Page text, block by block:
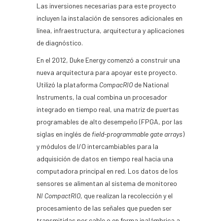
Las inversiones necesarias para este proyecto
incluyen la instalación de sensores adicionales en
línea, infraestructura, arquitectura y aplicaciones
de diagnóstico.
En el 2012, Duke Energy comenzó a construir una
nueva arquitectura para apoyar este proyecto.
Utilizó la plataforma CompacRIO de National
Instruments, la cual combina un procesador
integrado en tiempo real, una matriz de puertas
programables de alto desempeño (FPGA, por las
siglas en inglés de field-programmable gate arrays)
y módulos de I/O intercambiables para la
adquisición de datos en tiempo real hacia una
computadora principal en red. Los datos de los
sensores se alimentan al sistema de monitoreo
NI CompactRIO, que realizan la recolección y el
procesamiento de las señales que pueden ser